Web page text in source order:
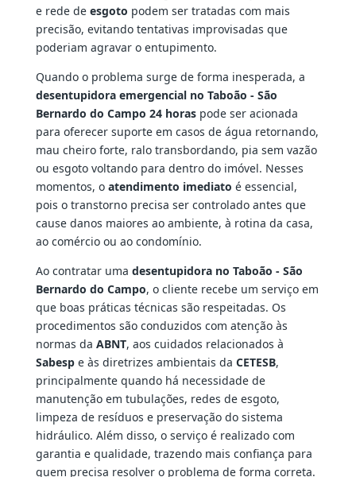
e rede de esgoto podem ser tratadas com mais
precisão, evitando tentativas improvisadas que
poderiam agravar o entupimento.
Quando o problema surge de forma inesperada, a
desentupidora emergencial no Taboão - São
Bernardo do Campo 24 horaspode ser acionada
para oferecer suporte em casos de água retornando,
mau cheiro forte, ralo transbordando, pia sem vazão
ou esgoto voltando para dentro do imóvel. Nesses
momentos, o atendimento imediato é essencial,
pois o transtorno precisa ser controlado antes que
cause danos maiores ao ambiente, à rotina da casa,
ao comércio ou ao condomínio.
Ao contratar uma desentupidora no Taboão - São
Bernardo do Campo, o cliente recebe um serviço em
que boas práticas técnicas são respeitadas. Os
procedimentos são conduzidos com atenção às
normas da ABNT, aos cuidados relacionados à
Sabespe às diretrizes ambientais da CETESB,
principalmente quando há necessidade de
manutenção em tubulações, redes de esgoto,
limpeza de resíduos e preservação do sistema
hidráulico. Além disso, o serviço é realizado com
garantia e qualidade, trazendo mais confiança para
quem precisa resolver o problema de forma correta.